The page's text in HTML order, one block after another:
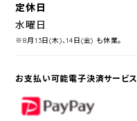
定休日
水曜日
※8月13日(木)、14日(金) も休業。
お支払い可能電子決済サービス
PayPay